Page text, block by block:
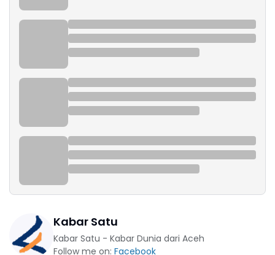
Kabar Satu
Kabar Satu - Kabar Dunia dari Aceh
Follow me on: Facebook